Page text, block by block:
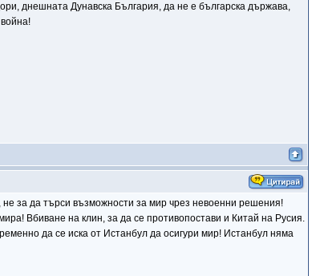
днешната Дунавска България, да не е българска държава,
за да търси възможности за мир чрез невоенни решения!
Вбиване на клин, за да се противопостави и Китай на Русия.
да се иска от Истанбул да осигури мир! Истанбул няма